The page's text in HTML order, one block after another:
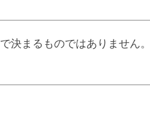
決まるものではありません